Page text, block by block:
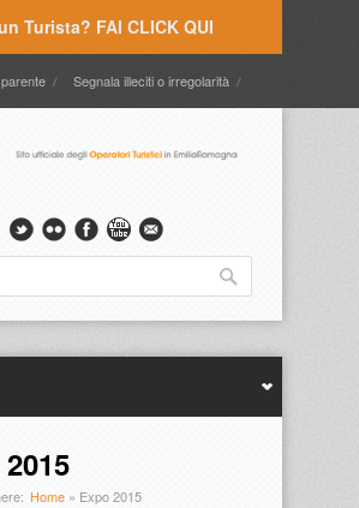
Turista? FAI CLICK QUI
Segnala illeciti o irregolarità
Home » Expo 2015